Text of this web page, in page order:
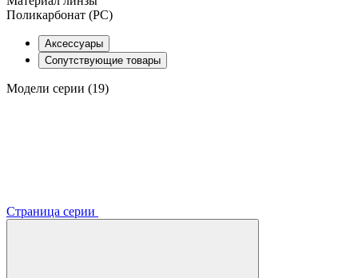
Поликарбонат (PC)
Аксессуары
Сопутствующие товары
Модели серии (19)
Страница серии